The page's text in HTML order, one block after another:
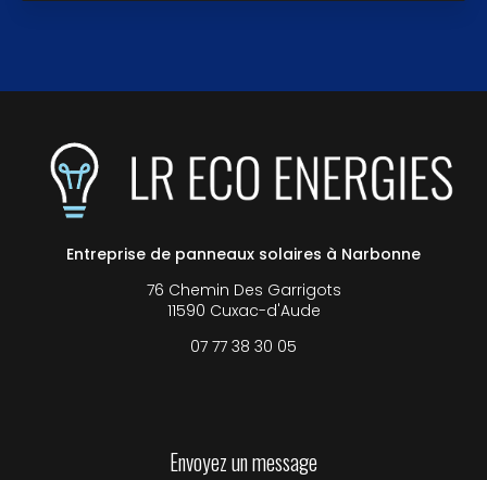
Entreprise de panneaux solaires à Narbonne
76 Chemin Des Garrigots
11590 Cuxac-d'Aude
07 77 38 30 05
Envoyez un message